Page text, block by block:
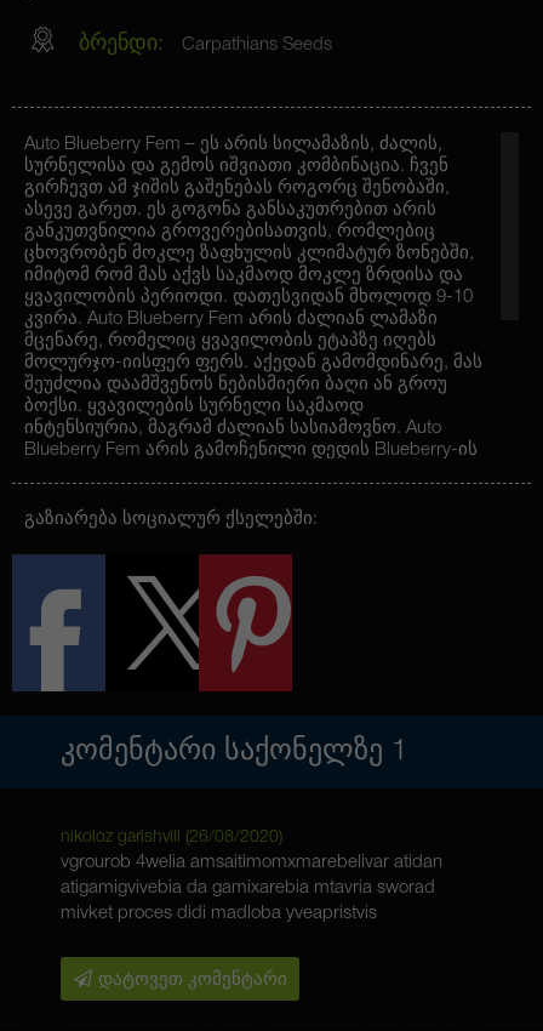
ბრენდი: Carpathians Seeds
Auto Blueberry Fem – ეს არის სილამაზის, ძალის,
სურნელისა და გემოს იშვიათი კომბინაცია. ჩვენ
გირჩევთ ამ ჯიშის გაშენებას როგორც შენობაში,
ასევე გარეთ. ეს გოგონა განსაკუთრებით არის
განკუთვნილია გროვერებისათვის, რომლებიც
ცხოვრობენ მოკლე ზაფხულის კლიმატურ ზონებში,
იმიტომ რომ მას აქვს საკმაოდ მოკლე ზრდისა და
ყვავილობის პერიოდი. დათესვიდან მხოლოდ 9-10
კვირა. Auto Blueberry Fem არის ძალიან ლამაზი
მცენარე, რომელიც ყვავილობის ეტაპზე იღებს
მოლურჯო-იისფერ ფერს. აქედან გამომდინარე, მას
შეუძლია დაამშვენოს ნებისმიერი ბაღი ან გროუ
ბოქსი. ყვავილების სურნელი საკმაოდ
ინტენსიურია, მაგრამ ძალიან სასიამოვნო. Auto
Blueberry Fem არის გამოჩენილი დედის Blueberry-ის
მცენარეს აქვს საშუალო ზომა, მკვრივი ფსოვან
საკმაოდ ძლიერია, მისი მაღალი
ტეტრაჰიდროკანაბინოლის შემცველობის გამო,
რაც ეფექტის ხანგრძლივობასაც უზრუნველყოფს.
ჯიშის გენების სრულად გამოვლენის მიზნით
აუცილებელია გაშენების ოპტიმალური პირობების
შექმნა, რის გამოც Auto Blueberry Fem უფრო
გამოცდილ მებაღეებისთვისაა შესაფერისი.
გაზიარება სოციალურ ქსელებში:
ᲙᲝᲛᲔᲜᲢᲐᲠᲘ ᲡᲐᲥᲝᲜᲔᲚᲖᲔ 1
nikoloz garishvili (26/08/2020)
vgrourob 4welia amsaitimomxmarebelivar atidan
atigamigvivebia da gamixarebia mtavria sworad
mivket proces didi madloba yveapristvis
დატოვეთ კომენტარი